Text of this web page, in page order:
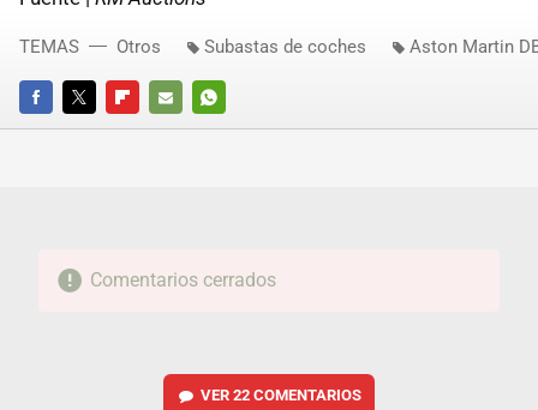
FACEBOOKTWITTERFLIPBOARD
E-
WHATSAPP
TEMAS Otros Subastas de coches Aston Martin
Comentarios cerrados
VER 22 COMENTARIOS